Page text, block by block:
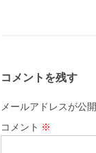
コメントを残す
メールアドレスが公
コメント ※